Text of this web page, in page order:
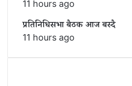
11 hours ago
प्रतिनिधिसभा बैठक आज बस्दै
11 hours ago